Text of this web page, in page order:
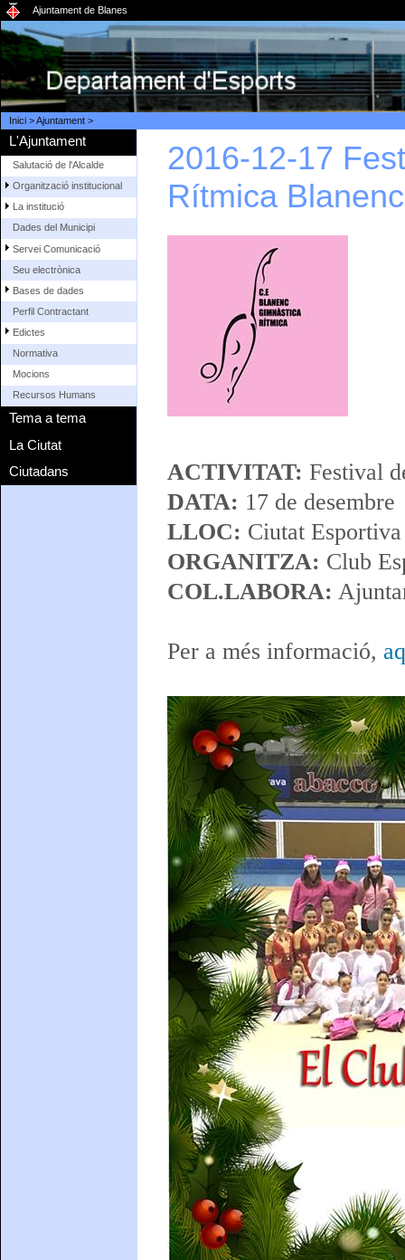
Ajuntament de Blanes
Inici>Ajuntament>
L'Ajuntament
Salutació de l'Alcalde
Organització institucional
La institució
Dades del Municipi
Servei Comunicació
Seu electrònica
Bases de dades
Perfil Contractant
Edictes
Normativa
Mocions
Recursos Humans
Tema a tema
La Ciutat
Ciutadans
2016-12-17
Rítmica Blanenc
ACTIVITAT: Festival
DATA: 17 de desembre
LLOC: Ciutat
ORGANITZA: Club
COL.LABORA:
Per a més informació,